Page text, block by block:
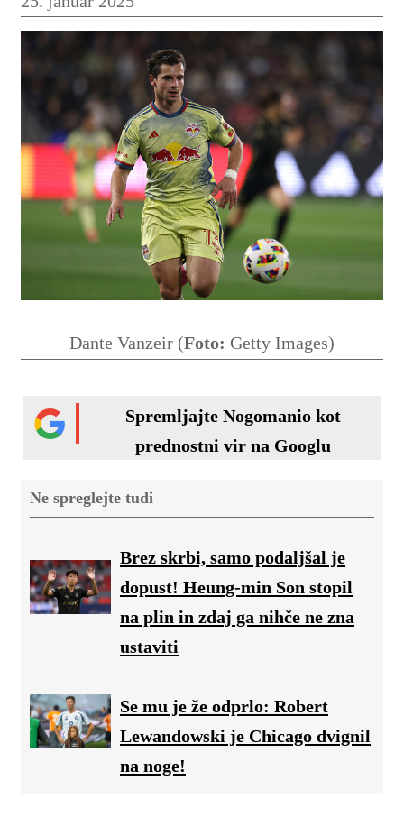
Dante Vanzeir (Foto: Getty Images)
Spremljajte Nogomanio kot
prednostni vir na Googlu
Ne spreglejte tudi
Brez skrbi, samo podaljšal je
dopust! Heung-min Son stopil
na plin in zdaj ga nihče ne zna
ustaviti
Se mu je že odprlo: Robert
Lewandowski je Chicago dvignil
na noge!